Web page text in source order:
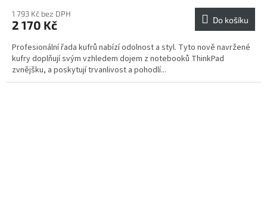
1 793 Kč bez DPH
2 170 Kč Do košíku
Profesionální řada kufrů nabízí odolnost a styl. Tyto nově navržené
kufry doplňují svým vzhledem dojem z notebooků ThinkPad
zvnějšku, a poskytují trvanlivost a pohodlí...